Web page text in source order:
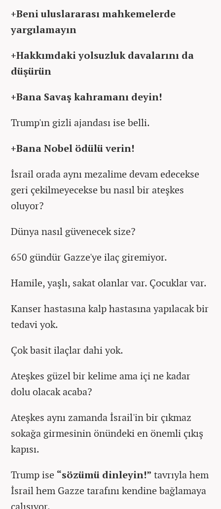
+Beni uluslararası mahkemelerde
yargılamayın
+Hakkımdaki yolsuzluk davalarını da
düşürün
+Bana Savaş kahramanı deyin!
Trump'ın gizli ajandası ise belli.
+Bana Nobel ödülü verin!
İsrail orada aynı mezalime devam edecekse
geri çekilmeyecekse bu nasıl bir ateşkes
oluyor?
Dünya nasıl güvenecek size?
650 gündür Gazze'ye ilaç giremiyor.
Hamile, yaşlı, sakat olanlar var. Çocuklar var.
Kanser hastasına kalp hastasına yapılacak bir
tedavi yok.
Çok basit ilaçlar dahi yok.
Ateşkes güzel bir kelime ama içi ne kadar
dolu olacak acaba?
Ateşkes aynı zamanda İsrail'in bir çıkmaz
sokağa girmesinin önündeki en önemli çıkış
kapısı.
Trump ise “sözümü dinleyin!” tavrıyla hem
İsrail hem Gazze tarafını kendine bağlamaya
çalışıyor.